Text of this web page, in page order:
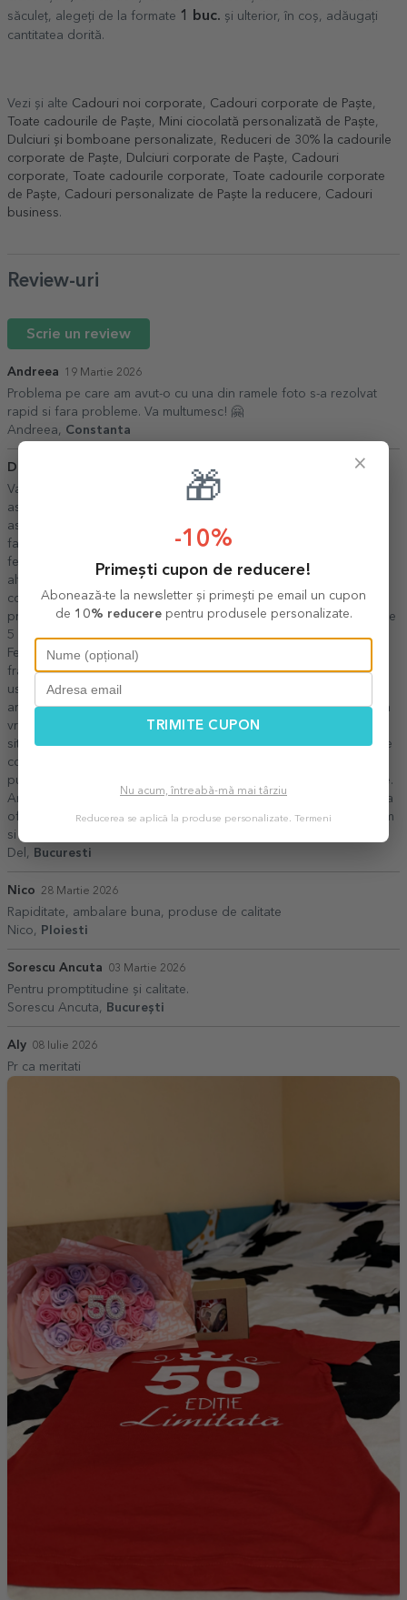
săculeț, alegeți de la formate 1 buc. și ulterior, în coș, adăugați
cantitatea dorită.
Vezi și alte Cadouri noi corporate, Cadouri corporate de Paște,
Toate cadourile de Paște, Mini ciocolată personalizată de Paște,
Dulciuri și bomboane personalizate, Reduceri de 30% la cadourile
corporate de Paște, Dulciuri corporate de Paște, Cadouri
corporate, Toate cadourile corporate,
Toate cadourile corporate
de Paște, Cadouri personalizate de Paște la reducere, Cadouri
business.
Review-uri
Scrie un review
Andreea 19 Martie 2026
Problema pe care am avut-o cu una din ramele foto s-a rezolvat
rapid si fara probleme. Va multumesc! 🤗
Andreea, Constanta
Del
Va miscati incredibil de repede, ceea ce ajuta foarte mult pentru
asfel de cadouri, mereu ai nevoie de ceva in ultima clipa. De
asemenea, observ ca v-ati marit considerabil gama de produse
fata de acum cativa ani. Si daca tot nu apare pe site si este doar
feedback pt voi, pot sa spun ca unele produse sunt impecabile,
altele mai pot fi imbunatatite: - La agendele personalizate cu
coperta din piele erau anumite litere care apareau prea fine si nu
prea se vedeau bine. Doar la unele modele. V-am dat un review de
5 stele, caci mi s-a parut ceva minor, dar poate puteti corecta. -
Felicitarile personalizate nu erau taiate 100% ok, mai aveau mici
franjuri in partea de jos. - La canile personalizate imprimarea era
usor brulata - aveam cana comandata anterior langa cea noua si
am putut sa le compar. Dar asta doar pentru voi, sunt convinsa ca
vreti sa va imbunatatiti in continuu procesele. Cum spuneam, pe
site am pus un review de 5 stele si o sa pun si la celelalte produse
comandate, de ex magneti. Plus mai am o recomandare, daca
puteti sa puneti pungi cadou de 3 dimensiuni, mica, mijlocie, mare.
Ar fi util. Multumesc pentru implicare, dedicare, pentru efortul de a
oferi produse de calitate! Felicitari pentru ce ati realizat pana acum
si succes in continuare!
Del,
Bucuresti
Nico 28 Martie 2026
Rapiditate, ambalare buna, produse de calitate
Nico,
Ploiesti
Sorescu Ancuta 03 Martie 2026
Pentru promptitudine și calitate.
Sorescu Ancuta,
București
Aly 08 Iulie 2026
Pr ca meritati
×
🎁
-10%
Primești cupon de reducere!
Abonează-te la newsletter și primești pe email un cupon
de 10% reducerepentru produsele personalizate.
TRIMITE CUPON
Nu acum, întreabă-mă mai târziu
Reducerea se aplică la produse personalizate. Termeni